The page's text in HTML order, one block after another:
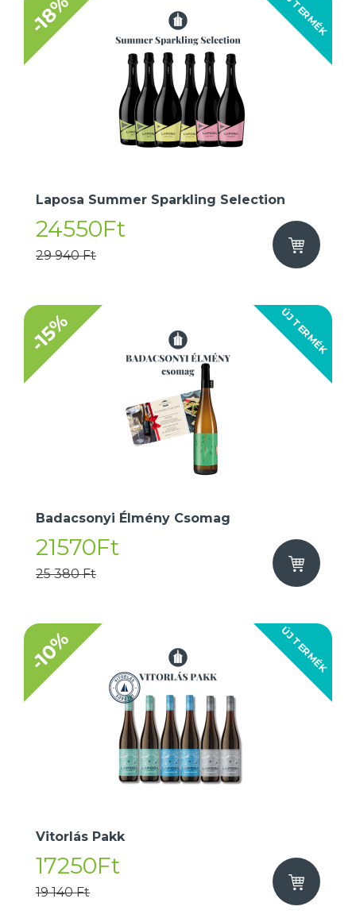
ÚJ TERMÉK
-18%
Laposa Summer Sparkling Selection
24550Ft
29 940 Ft
ÚJ TERMÉK
-15%
Badacsonyi Élmény Csomag
21570Ft
25 380 Ft
ÚJ TERMÉK
-10%
Vitorlás Pakk
17250Ft
19 140 Ft